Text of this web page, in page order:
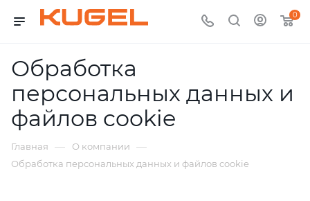
0
Обработка
персональных данных и
файлов cookie
Главная — О компании —
Обработка персональных данных и файлов cookie